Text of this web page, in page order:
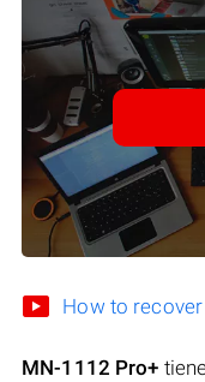
How to
MN-1112 Pro+ tiene